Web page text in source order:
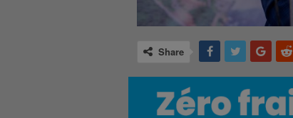
Share